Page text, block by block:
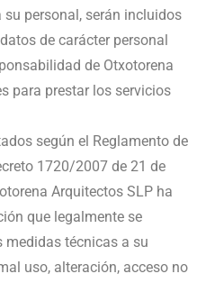
personal, serán incluidos
de carácter personal
de Otxotorena
para prestar los servicios
según el Reglamento de
1720/2007 de 21 de
Arquitectos SLP ha
que legalmente se
medidas técnicas a su
uso, alteración, acceso no